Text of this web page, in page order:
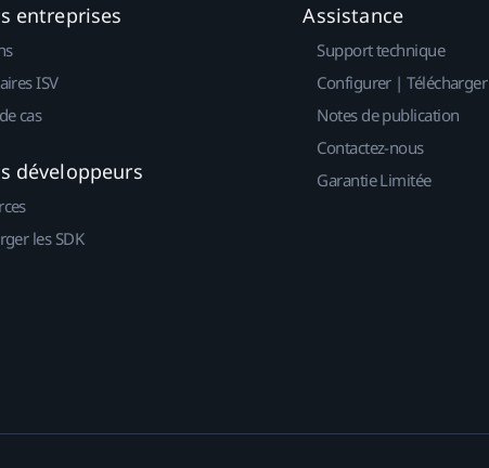
entreprises
ISV
cas
développeurs
les SDK
Assistance
Support technique
Configurer | Télécharger
Notes de publication
Contactez-nous
Garantie Limitée